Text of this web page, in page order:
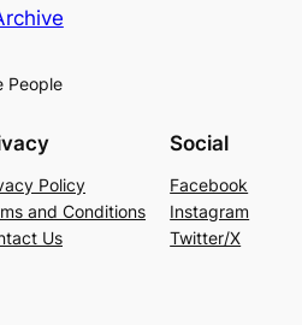
People
Policy
and Conditions
Us
Social
Facebook
Instagram
Twitter/X